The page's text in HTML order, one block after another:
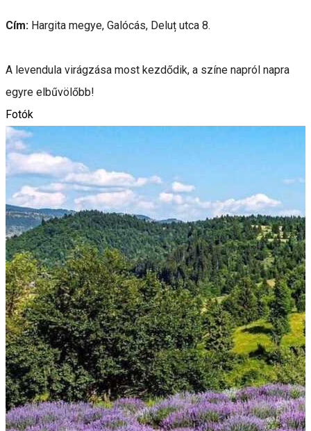
Cím: Hargita megye, Galócás, Deluț utca 8.
A levendula virágzása most kezdődik, a színe napról napra
egyre elbűvölőbb!
Fotók